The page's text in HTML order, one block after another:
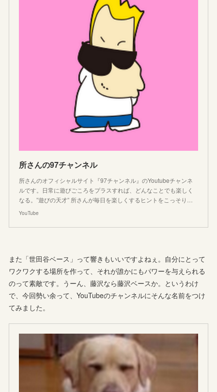
所さんの97チャンネル
所さんのオフィシャルサイト『97チャンネル』のYoutubeチャンネ
ルです。日常に遊びごころをプラスすれば、どんなことでも楽しく
なる。”遊びの天才” 所さんが毎日を楽しくするヒントをこっそり…
YouTube
また「世田谷ベース」って響きもいいですよねぇ。自分にとって
ワクワクする場所を作って、それが誰かにもパワーを与えられる
のって素敵です。うーん、藤沢なら藤沢ベースか。というわけ
で、今回勢い余って、YouTubeのチャンネルにそんな名前をつけ
てみました。